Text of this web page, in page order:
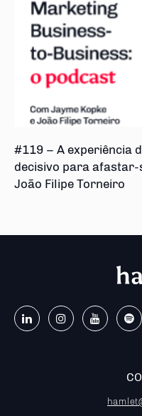
#119 – A experiência
decisivo para
João Filipe Torneiro